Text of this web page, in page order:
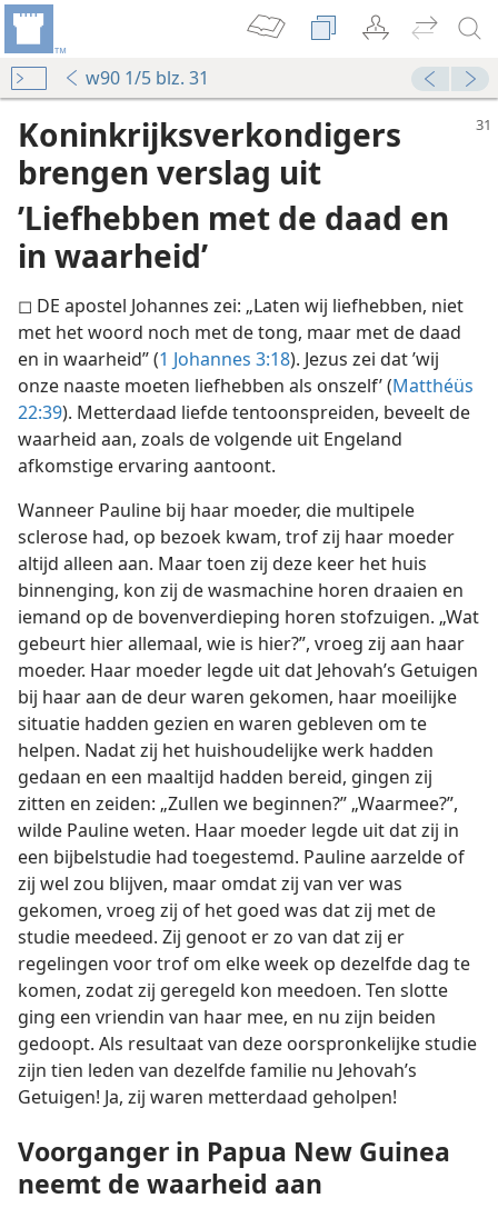
w90 1/5 blz. 31
Koninkrijksverkondigers
brengen verslag uit
’Liefhebben met de daad en
in waarheid’
◻ DE apostel Johannes zei: „Laten wij liefhebben, niet
met het woord noch met de tong, maar met de daad
en in waarheid” (1 Johannes 3:18). Jezus zei dat ’wij
onze naaste moeten liefhebben als onszelf’ (Matthéüs
22:39). Metterdaad liefde tentoonspreiden, beveelt de
waarheid aan, zoals de volgende uit Engeland
afkomstige ervaring aantoont.
Wanneer Pauline bij haar moeder, die multipele
sclerose had, op bezoek kwam, trof zij haar moeder
altijd alleen aan. Maar toen zij deze keer het huis
binnenging, kon zij de wasmachine horen draaien en
iemand op de bovenverdieping horen stofzuigen. „Wat
gebeurt hier allemaal, wie is hier?”, vroeg zij aan haar
moeder. Haar moeder legde uit dat Jehovah’s Getuigen
bij haar aan de deur waren gekomen, haar moeilijke
situatie hadden gezien en waren gebleven om te
helpen. Nadat zij het huishoudelijke werk hadden
gedaan en een maaltijd hadden bereid, gingen zij
zitten en zeiden: „Zullen we beginnen?” „Waarmee?”,
wilde Pauline weten. Haar moeder legde uit dat zij in
een bijbelstudie had toegestemd. Pauline aarzelde of
zij wel zou blijven, maar omdat zij van ver was
gekomen, vroeg zij of het goed was dat zij met de
studie meedeed. Zij genoot er zo van dat zij er
regelingen voor trof om elke week op dezelfde dag te
komen, zodat zij geregeld kon meedoen. Ten slotte
ging een vriendin van haar mee, en nu zijn beiden
gedoopt. Als resultaat van deze oorspronkelijke studie
zijn tien leden van dezelfde familie nu Jehovah’s
Getuigen! Ja, zij waren metterdaad geholpen!
Voorganger in Papua New Guinea
neemt de waarheid aan